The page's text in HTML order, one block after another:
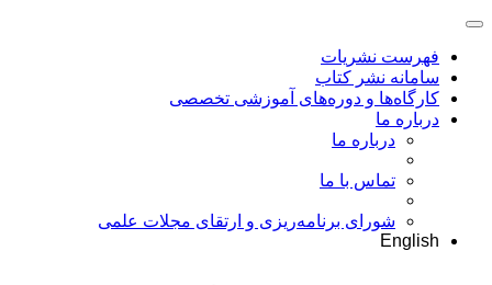
فهرست نشریات
سامانه نشر کتاب
کارگاه‌ها و دوره‌های آموزشی تخصصی
درباره ما
درباره ما
تماس با ما
شورای برنامه‌ریزی و ارتقای مجلات علمی
English